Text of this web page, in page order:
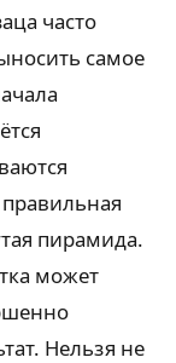
часто
самое
пирамида.
может
Нельзя не